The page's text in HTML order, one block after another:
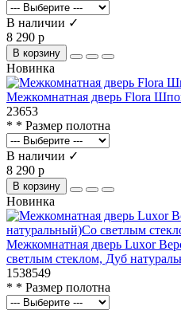
В наличии ✓
8 290 р
В корзину
Новинка
Межкомнатная дверь Flora
23653
* * Размер полотна
В наличии ✓
8 290 р
В корзину
Новинка
Межкомнатная дверь Luxor
светлым стеклом, Дуб
1538549
* * Размер полотна